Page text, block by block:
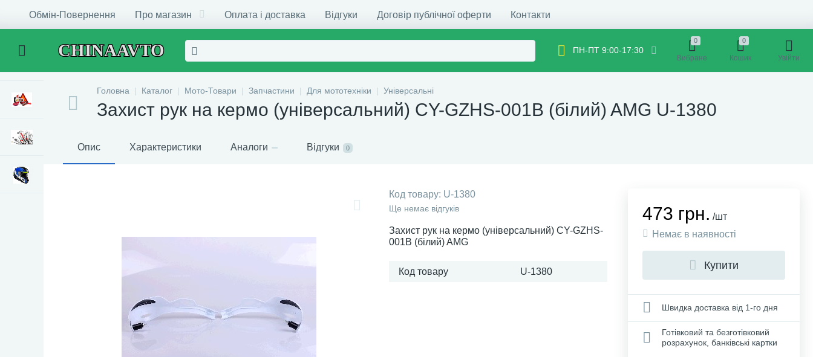
Обмін-Повернення Про магазин Оплата і доставка Відгуки Договір публічної оферти Контакти
CHINAAVTO ПН-ПТ 9:00-17:30
0
Вибране
0
Кошик Увійти
Головна Каталог Мото-Товари Запчастини Для мототехніки Універсальні
Захист рук на кермо (універсальний) CY-GZHS-001B (білий) AMG U-1380
Опис Характеристики Аналоги Відгуки 0
Код товару: U-1380
Ще немає відгуків
Захист рук на кермо (універсальний) CY-GZHS-
001B (білий) AMG
Код товару U-1380
473 грн. /шт
Немає в наявності
Купити
Швидка доставка від 1-го дня
Готівковий та безготівковий
розрахунок, банківські картки